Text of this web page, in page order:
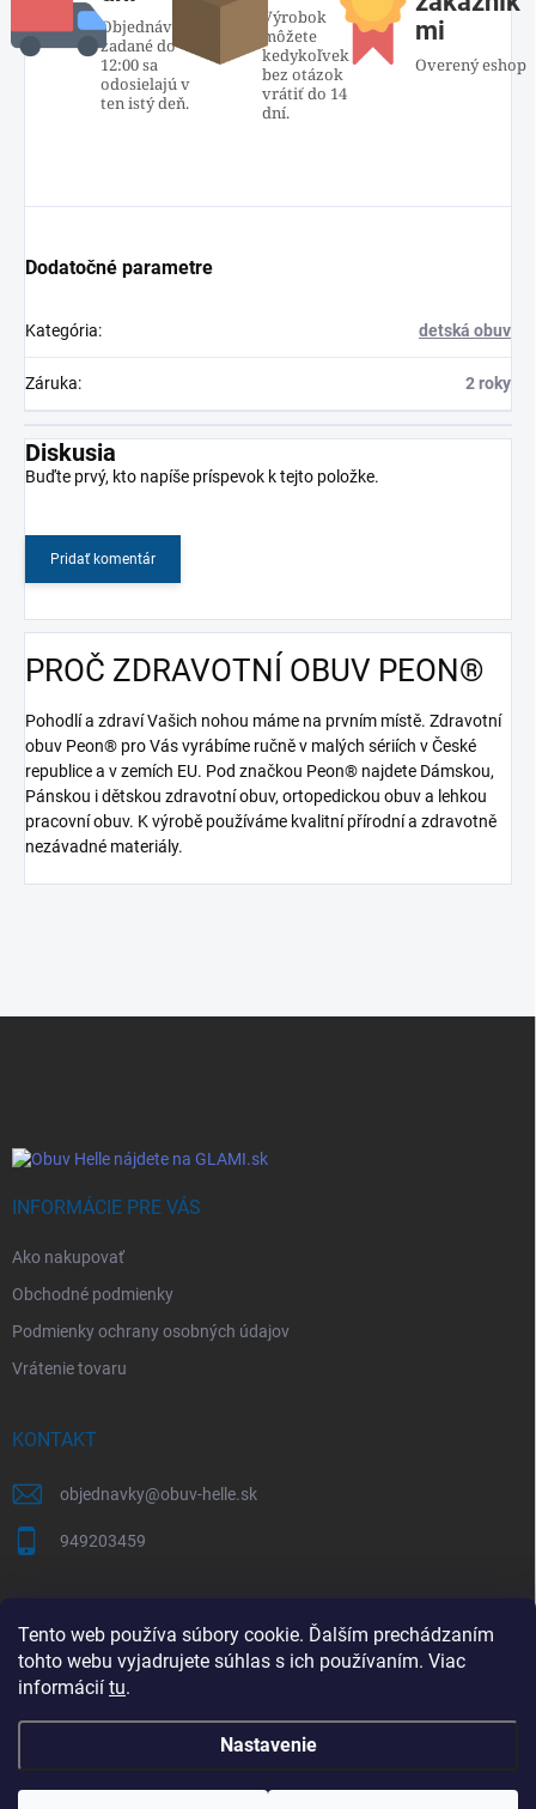
Tento web používa súbory cookie. Ďalším prechádzaním
tohto webu vyjadrujete súhlas s ich používaním. Viac
informácií tu.
Nastavenie
Objednávky
zadané do
12:00 sa
odosielajú v
ten istý deň.
Výrobok
môžete
kedykoľvek
bez otázok
vrátiť do 14
dní.
mi
Overený eshop
Dodatočné parametre
Kategória: detská obuv
Záruka: 2 roky
Diskusia
Buďte prvý, kto napíše príspevok k tejto položke.
Pridať komentár
PROČ ZDRAVOTNÍ OBUV PEON®
Pohodlí a zdraví Vašich nohou máme na prvním místě. Zdravotní
obuv Peon® pro Vás vyrábíme ručně v malých sériích v České
republice a v zemích EU. Pod značkou Peon® najdete Dámskou,
Pánskou i dětskou zdravotní obuv, ortopedickou obuv a lehkou
pracovní obuv. K výrobě používáme kvalitní přírodní a zdravotně
nezávadné materiály.
INFORMÁCIE PRE VÁS
Ako nakupovať
Obchodné podmienky
Podmienky ochrany osobných údajov
Vrátenie tovaru
KONTAKT
objednavky@obuv-helle.sk
949203459
AKO SPRÁVNE VYBRAŤ VEĽKOSŤ OBUVI
Tabuľky veľkostí a správne meranie chodidla
Copyright 2026obuv Hellé. Všetky práva vyhradené.Upraviť nastavenie